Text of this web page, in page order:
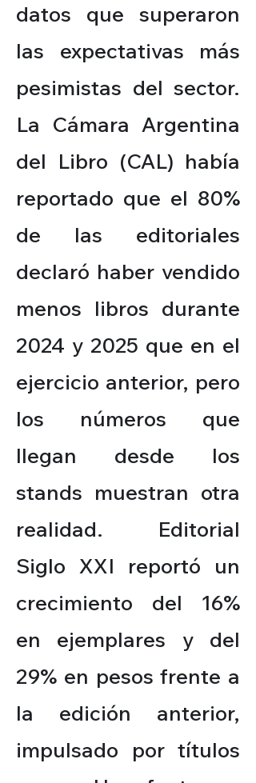
datos que superaron
las expectativas más
pesimistas del sector.
La Cámara Argentina
del Libro (CAL) había
reportado que el 80%
de las editoriales
declaró haber vendido
menos libros durante
2024 y 2025 que en el
ejercicio anterior, pero
los números que
llegan desde los
stands muestran otra
realidad. Editorial
Siglo XXI reportó un
crecimiento del 16%
en ejemplares y del
29% en pesos frente a
la edición anterior,
impulsado por títulos